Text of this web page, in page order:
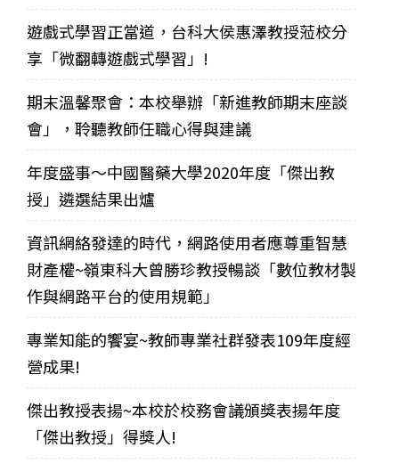
遊戲式學習正當道，台科大侯惠澤教授蒞校分
享「微翻轉遊戲式學習」!
期末溫馨聚會：本校舉辦「新進教師期末座談
會」，聆聽教師任職心得與建議
年度盛事～中國醫藥大學2020年度「傑出教
授」遴選結果出爐
資訊網絡發達的時代，網路使用者應尊重智慧
財產權~嶺東科大曾勝珍教授暢談「數位教材製
作與網路平台的使用規範」
專業知能的饗宴~教師專業社群發表109年度經
營成果!
傑出教授表揚~本校於校務會議頒獎表揚年度
「傑出教授」得獎人!